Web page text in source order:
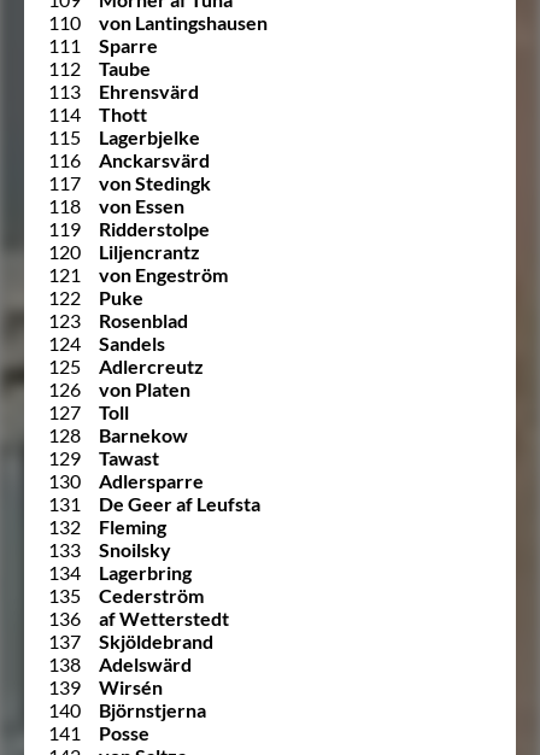
110
von Lantingshausen
111
Sparre
112
Taube
113
Ehrensvärd
114
Thott
115
Lagerbjelke
116
Anckarsvärd
117
von Stedingk
118
von Essen
119
Ridderstolpe
120
Liljencrantz
121
von Engeström
122
Puke
123
Rosenblad
124
Sandels
125
Adlercreutz
126
von Platen
127
Toll
128
Barnekow
129
Tawast
130
Adlersparre
131
De Geer af Leufsta
132
Fleming
133
Snoilsky
134
Lagerbring
135
Cederström
136
af Wetterstedt
137
Skjöldebrand
138
Adelswärd
139
Wirsén
140
Björnstjerna
141
Posse